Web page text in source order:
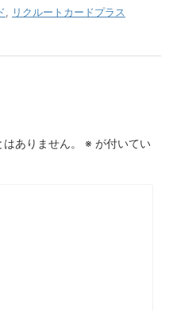
リクルートカードプラス
ありません。 ※ が付いてい